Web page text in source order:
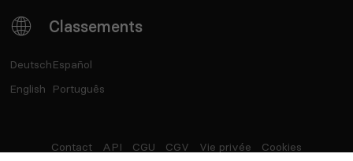
Classements
Deutsch
English
Español
Português
Contact API CGU CGV Vie privée Cookies